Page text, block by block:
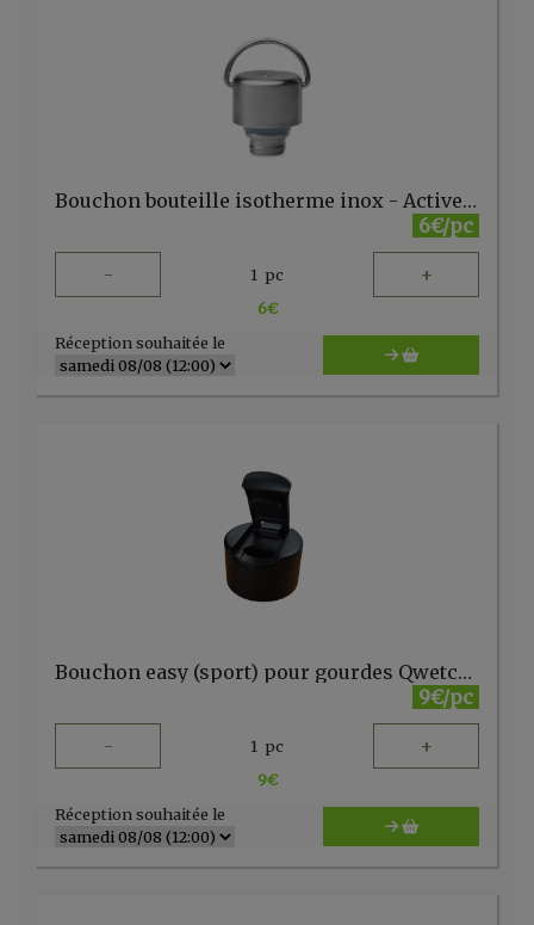
Bouchon bouteille isotherme inox - Active - 350/600/1000ml Qwetch
6€/pc
- 1 pc +
6€
Réception souhaitée le
Bouchon easy (sport) pour gourdes Qwetch 260/500ml 1l
9€/pc
- 1 pc +
9€
Réception souhaitée le